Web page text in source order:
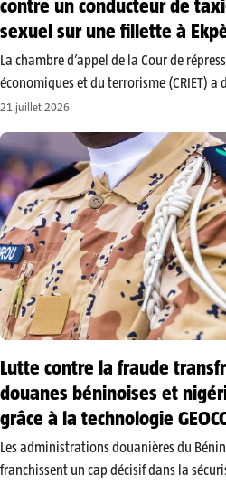
contre un conducteur de
sexuel sur une fillette à
​La chambre d’appel de la Cour de
économiques et du terrorisme (CRIET)
dossier opposant le ministère public à
21 juillet 2026
Lutte contre la fraude
douanes béninoises et
grâce à la technologie
​Les administrations douanières du
franchissent un cap décisif dans la